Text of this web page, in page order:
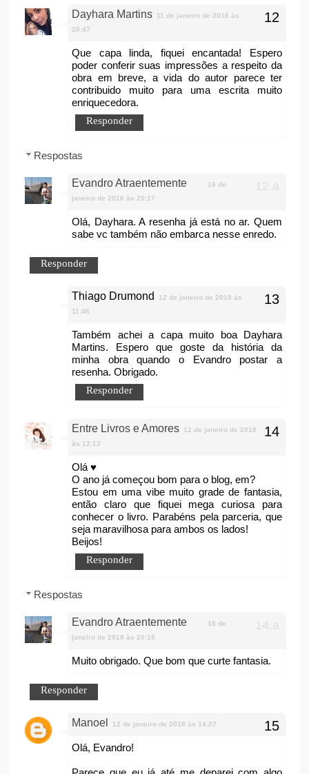
Dayhara Martins
11 de janeiro de 2018 às
20:47
Que capa linda, fiquei encantada! Espero
poder conferir suas impressões a respeito da
obra em breve, a vida do autor parece ter
contribuido muito para uma escrita muito
enriquecedora.
Responder
Respostas
Evandro Atraentemente
16 de
janeiro de 2018 às 20:17
Olá, Dayhara. A resenha já está no ar. Quem
sabe vc também não embarca nesse enredo.
Responder
Thiago Drumond
12 de janeiro de 2018 às
11:46
Também achei a capa muito boa Dayhara
Martins. Espero que goste da história da
minha obra quando o Evandro postar a
resenha. Obrigado.
Responder
Entre Livros e Amores
12 de janeiro de 2018
às 12:12
Olá ♥
O ano já começou bom para o blog, em?
Estou em uma vibe muito grade de fantasia,
então claro que fiquei mega curiosa para
conhecer o livro. Parabéns pela parceria, que
seja maravilhosa para ambos os lados!
Beijos!
Responder
Respostas
Evandro Atraentemente
16 de
janeiro de 2018 às 20:19
Muito obrigado. Que bom que curte fantasia.
Responder
Manoel 12 de janeiro de 2018 às 14:27
Olá, Evandro!